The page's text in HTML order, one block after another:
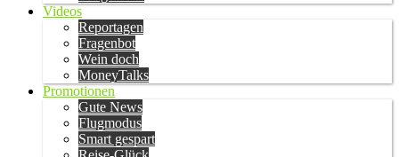
Videos
Reportagen
Fragenbot
Wein doch
MoneyTalks
Promotionen
Gute News
Flugmodus
Smart gespart